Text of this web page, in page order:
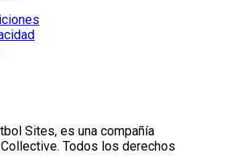
Sites, es una compañía
Todos los derechos